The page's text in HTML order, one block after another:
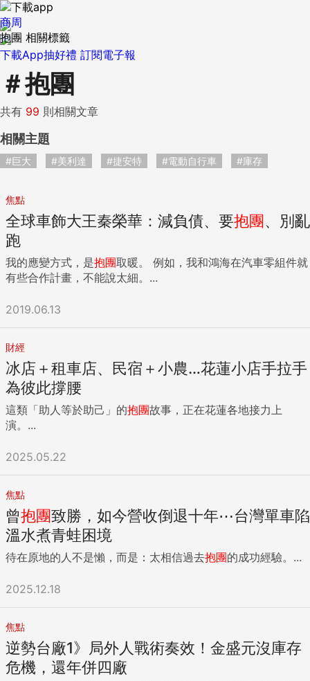
下載App抽好禮 訂閱電子報
商周
抱團 相關標籤
＃抱團
共有 99 則相關文章
相關主題
#巨大 #美利達 #捷安特 #電動自行車 #庫存
焦點
全球車飾大王秦榮華：減負債、要抱團、別亂
跑
我的應變方式，是抱團取暖。 例如，我和鴻海在汽車零組件就
有些合作計畫，不能說太細。...
2019.06.13
財經
冰店＋租車店、民宿＋小農…花蓮小店手拉手
為彼此撐腰
這類「助人等於助己」的抱團故事，正在花蓮各地接力上
演。...
2025.05.22
焦點
曾抱團致勝，如今營收倒退十年⋯台灣單車陷
溫水煮青蛙困境
待在原地的人不是懶，而是：太相信過去抱團的成功經驗。...
2025.12.18
焦點
逆勢台廠1》局外人戰術奏效！金盛元沒庫存
危機，還年併四廠